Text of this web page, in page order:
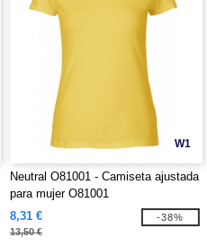
W1
Neutral O81001 - Camiseta ajustada
para mujer O81001
8,31 €
13,50 €
-38%